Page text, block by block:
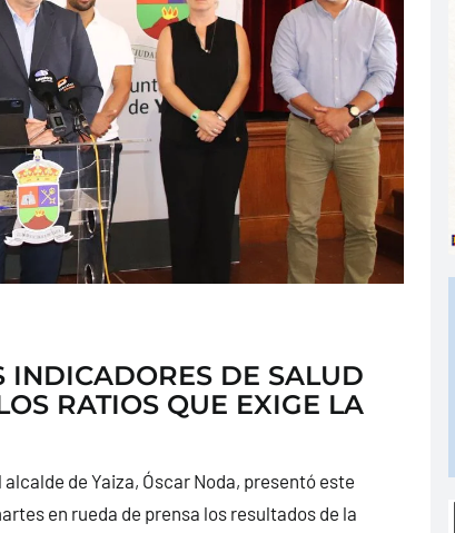
INDICADORES DE SALUD
RATIOS QUE EXIGE LA
alcalde de Yaiza, Óscar Noda, presentó este
en rueda de prensa los resultados de la